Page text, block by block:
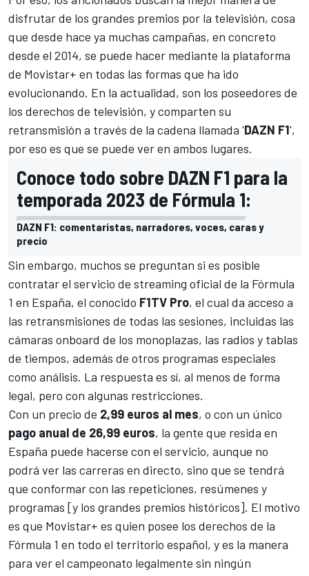
disfrutar de los grandes premios por la televisión, cosa
que desde hace ya muchas campañas, en concreto
desde el 2014, se puede hacer mediante la plataforma
de Movistar+ en todas las formas que ha ido
evolucionando. En la actualidad, son los poseedores de
los derechos de televisión, y comparten su
retransmisión a través de la cadena llamada 'DAZN F1',
por eso es que se puede ver en ambos lugares.
Conoce todo sobre DAZN F1 para la
temporada 2023 de Fórmula 1:
DAZN F1: comentaristas, narradores, voces, caras y
precio
Sin embargo, muchos se preguntan si es posible
contratar el servicio de streaming oficial de la Fórmula
1 en España, el conocido F1TV Pro, el cual da acceso a
las retransmisiones de todas las sesiones, incluidas las
cámaras onboard de los monoplazas, las radios y tablas
de tiempos, además de otros programas especiales
como análisis. La respuesta es sí, al menos de forma
legal, pero con algunas restricciones.
Con un precio de 2,99 euros al mes, o con un único
pago anual de 26,99 euros, la gente que resida en
España puede hacerse con el servicio, aunque no
podrá ver las carreras en directo, sino que se tendrá
que conformar con las repeticiones, resúmenes y
programas [y los grandes premios históricos]. El motivo
es que Movistar+ es quien posee los derechos de la
Fórmula 1 en todo el territorio español, y es la manera
para ver el campeonato legalmente sin ningún